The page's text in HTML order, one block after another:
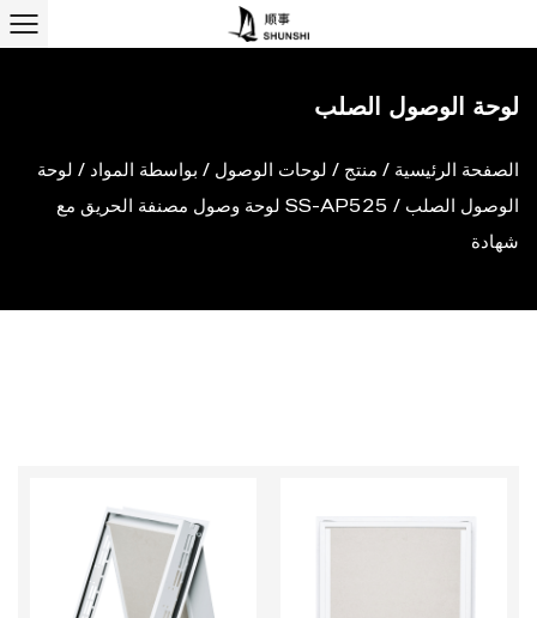
لوحة الوصول الصلب
الصفحة الرئيسية / منتج / لوحات الوصول / بواسطة المواد / لوحة
الوصول الصلب /
SS-AP525 لوحة وصول مصنفة الحريق مع
شهادة